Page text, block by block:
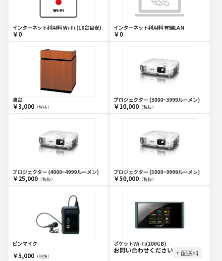
インターネット利用料 Wi-Fi (10台目安)
￥0
インターネット利用料 有線LAN
￥0
演台
￥3,000（税抜）
プロジェクター (3000~3999ルーメン)
￥10,000（税抜）
プロジェクター (4000~4999ルーメン)
￥25,000（税抜）
プロジェクター (5000~9999ルーメン)
￥50,000（税抜）
ピンマイク
￥5,000（税抜）
ポケットWi-Fi(100GB)
お問い合わせください + 配送料